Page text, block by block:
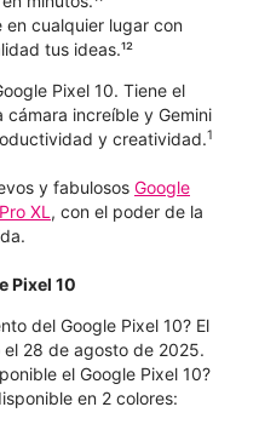
en cualquier lugar con
tus ideas.¹²
Pixel 10. Tiene el
increíble y Gemini
y creatividad.1
y fabulosos Google
XL , con el poder de la
Pixel 10
del Google Pixel 10? El
el 28 de agosto de 2025.
el Google Pixel 10?
en 2 colores: